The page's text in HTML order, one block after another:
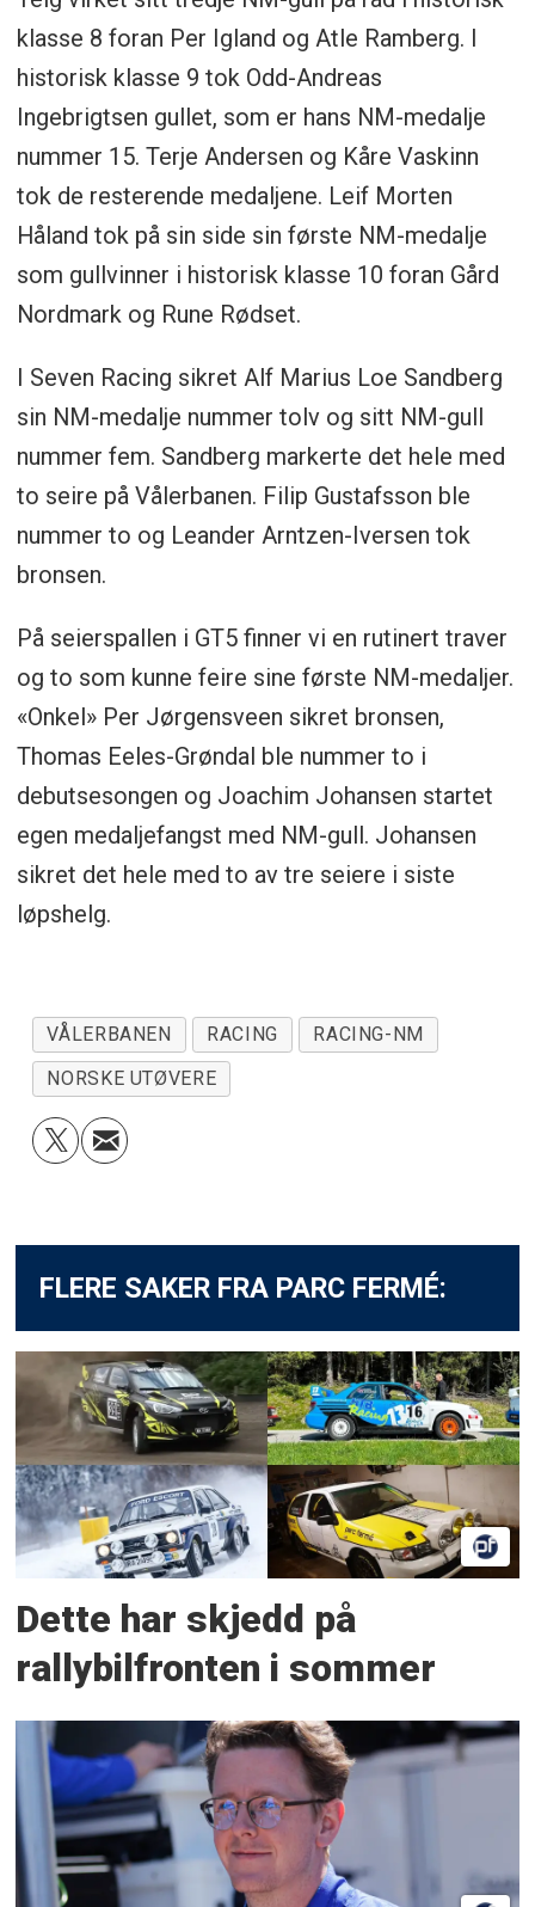
klasse 8 foran Per Igland og Atle Ramberg. I
historisk klasse 9 tok Odd-Andreas
Ingebrigtsen gullet, som er hans NM-medalje
nummer 15. Terje Andersen og Kåre Vaskinn
tok de resterende medaljene. Leif Morten
Håland tok på sin side sin første NM-medalje
som gullvinner i historisk klasse 10 foran Gård
Nordmark og Rune Rødset.
I Seven Racing sikret Alf Marius Loe Sandberg
sin NM-medalje nummer tolv og sitt NM-gull
nummer fem. Sandberg markerte det hele med
to seire på Vålerbanen. Filip Gustafsson ble
nummer to og Leander Arntzen-Iversen tok
bronsen.
På seierspallen i GT5 finner vi en rutinert traver
og to som kunne feire sine første NM-medaljer.
«Onkel» Per Jørgensveen sikret bronsen,
Thomas Eeles-Grøndal ble nummer to i
debutsesongen og Joachim Johansen startet
egen medaljefangst med NM-gull. Johansen
sikret det hele med to av tre seiere i siste
løpshelg.
VÅLERBANEN RACING
RACING-NM
NORSKE UTØVERE
FLERE SAKER FRA PARC FERMÉ:
Dette har skjedd på
rallybilfronten i sommer